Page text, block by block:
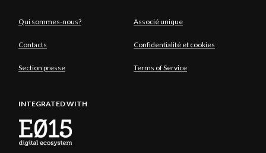
Qui sommes-nous? Associé unique
Contacts Confidentialité et cookies
Section presse Terms of Service
INTEGRATED WITH